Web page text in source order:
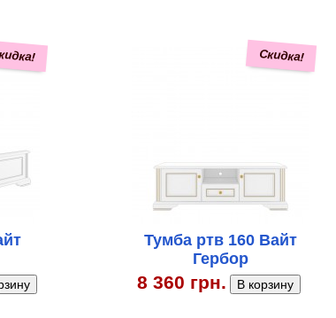
Скидка!
Тумба ртв 160 Вайт
Гербор
8 360 грн.